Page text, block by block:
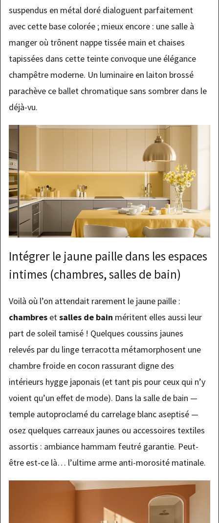
suspendus en métal doré dialoguent parfaitement
avec cette base colorée ; mieux encore : une salle à
manger où trônent nappe tissée main et chaises
tapissées dans cette teinte convoque une élégance
champêtre moderne. Un luminaire en laiton brossé
parachève ce ballet chromatique sans sombrer dans le
déjà-vu.
Intégrer le jaune paille dans les espaces
intimes (chambres, salles de bain)
Voilà où l’on attendait rarement le jaune paille :
chambresetsalles de bain méritent elles aussi leur
part de soleil tamisé ! Quelques coussins jaunes
relevés par du linge terracotta métamorphosent une
chambre froide en cocon rassurant digne des
intérieurs hygge japonais (et tant pis pour ceux qui n’y
voient qu’un effet de mode). Dans la salle de bain —
temple autoproclamé du carrelage blanc aseptisé —
osez quelques carreaux jaunes ou accessoires textiles
assortis : ambiance hammam feutré garantie. Peut-
être est-ce là… l’ultime arme anti-morosité matinale.